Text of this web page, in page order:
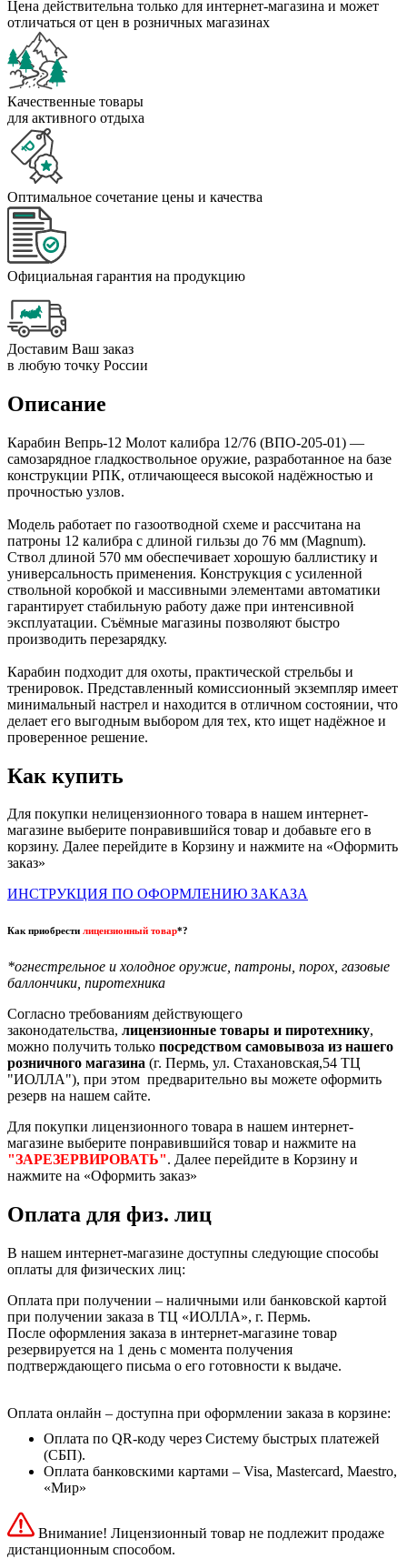
Цена действительна только для интернет-магазина и может
отличаться от цен в розничных магазинах
Качественные товары
для активного отдыха
Оптимальное сочетание цены и качества
Официальная гарантия на продукцию
Доставим Ваш заказ
в любую точку России
Описание
Карабин Вепрь-12 Молот калибра 12/76 (ВПО-205-01) —
самозарядное гладкоствольное оружие, разработанное на базе
конструкции РПК, отличающееся высокой надёжностью и
прочностью узлов.
Модель работает по газоотводной схеме и рассчитана на
патроны 12 калибра с длиной гильзы до 76 мм (Magnum).
Ствол длиной 570 мм обеспечивает хорошую баллистику и
универсальность применения. Конструкция с усиленной
ствольной коробкой и массивными элементами автоматики
гарантирует стабильную работу даже при интенсивной
эксплуатации. Съёмные магазины позволяют быстро
производить перезарядку.
Карабин подходит для охоты, практической стрельбы и
тренировок. Представленный комиссионный экземпляр имеет
минимальный настрел и находится в отличном состоянии, что
делает его выгодным выбором для тех, кто ищет надёжное и
проверенное решение.
Как купить
Для покупки нелицензионного товара в нашем интернет-
магазине выберите понравившийся товар и добавьте его в
корзину. Далее перейдите в Корзину и нажмите на «Оформить
заказ»
ИНСТРУКЦИЯ ПО ОФОРМЛЕНИЮ ЗАКАЗА
Как приобрести лицензионный товар*?
*огнестрельное и холодное оружие, патроны, порох, газовые
баллончики, пиротехника
Согласно требованиям действующего
законодательства, лицензионные товары и пиротехнику,
можно получить только посредством самовывоза из нашего
розничного магазина (г. Пермь, ул. Стахановская,54 ТЦ
"ИОЛЛА"), при этом предварительно вы можете оформить
резерв на нашем сайте.
Для покупки лицензионного товара в нашем интернет-
магазине выберите понравившийся товар и нажмите на
"ЗАРЕЗЕРВИРОВАТЬ". Далее перейдите в Корзину и
нажмите на «Оформить заказ»
Оплата для физ. лиц
В нашем интернет-магазине доступны следующие способы
оплаты для физических лиц:
Оплата при получении – наличными или банковской картой
при получении заказа в ТЦ «ИОЛЛА», г. Пермь.
После оформления заказа в интернет-магазине товар
резервируется на 1 день с момента получения
подтверждающего письма о его готовности к выдаче.
Оплата онлайн – доступна при оформлении заказа в корзине:
Оплата по QR-коду через Систему быстрых платежей
(СБП).
Оплата банковскими картами – Visa, Mastercard, Maestro,
«Мир»
Внимание! Лицензионный товар не подлежит продаже
дистанционным способом.